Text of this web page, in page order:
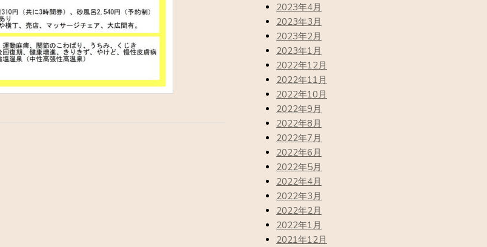
2023年4月
2023年3月
2023年2月
2023年1月
2022年12月
2022年11月
2022年10月
2022年9月
2022年8月
2022年7月
2022年6月
2022年5月
2022年4月
2022年3月
2022年2月
2022年1月
2021年12月